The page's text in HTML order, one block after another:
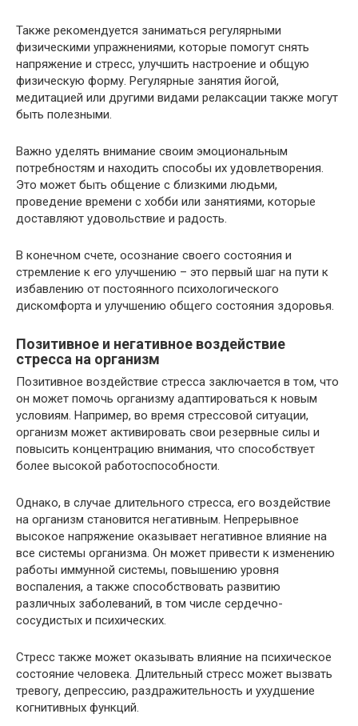
Также рекомендуется заниматься регулярными
физическими упражнениями, которые помогут снять
напряжение и стресс, улучшить настроение и общую
физическую форму. Регулярные занятия йогой,
медитацией или другими видами релаксации также могут
быть полезными.
Важно уделять внимание своим эмоциональным
потребностям и находить способы их удовлетворения.
Это может быть общение с близкими людьми,
проведение времени с хобби или занятиями, которые
доставляют удовольствие и радость.
В конечном счете, осознание своего состояния и
стремление к его улучшению – это первый шаг на пути к
избавлению от постоянного психологического
дискомфорта и улучшению общего состояния здоровья.
Позитивное и негативное воздействие
стресса на организм
Позитивное воздействие стресса заключается в том, что
он может помочь организму адаптироваться к новым
условиям. Например, во время стрессовой ситуации,
организм может активировать свои резервные силы и
повысить концентрацию внимания, что способствует
более высокой работоспособности.
Однако, в случае длительного стресса, его воздействие
на организм становится негативным. Непрерывное
высокое напряжение оказывает негативное влияние на
все системы организма. Он может привести к изменению
работы иммунной системы, повышению уровня
воспаления, а также способствовать развитию
различных заболеваний, в том числе сердечно-
сосудистых и психических.
Стресс также может оказывать влияние на психическое
состояние человека. Длительный стресс может вызвать
тревогу, депрессию, раздражительность и ухудшение
когнитивных функций.